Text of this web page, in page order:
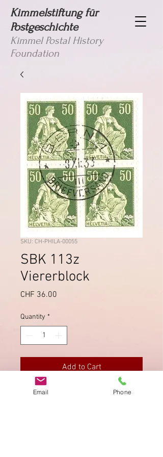
Kimmelstiftung für
Postgeschichte
Kimmel Postal History
Foundation
SKU: CH-PHILA-00055
SBK 113z
Viererblock
CHF 36.00
Quantity *
Add to Cart
Schöner, zentrierter Stempel Bern 1,
Email Phone